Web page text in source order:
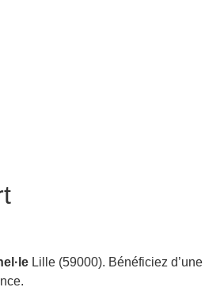
Lille (59000). Bénéficiez d’une